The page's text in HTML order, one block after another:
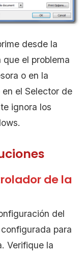
desde la
el problema
o en la
el Selector de
ignora los
de la
del
para
Verifique la